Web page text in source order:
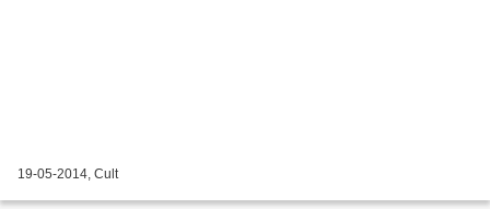
19-05-2014, Cult